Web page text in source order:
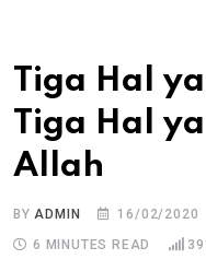
Tiga Hal
Tiga Hal
Allah
BY ADMIN 16/02/2020
6 MINUTES READ